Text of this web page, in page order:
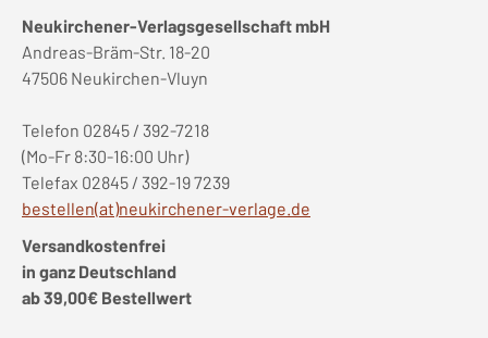
Neukirchener-Verlagsgesellschaft mbH
Andreas-Bräm-Str. 18-20
47506 Neukirchen-Vluyn
Telefon 02845 / 392-7218
(Mo-Fr 8:30-16:00 Uhr)
Telefax 02845 / 392-19 7239
bestellen(at)neukirchener-verlage.de
Versandkostenfrei
in ganz Deutschland
ab 39,00€ Bestellwert